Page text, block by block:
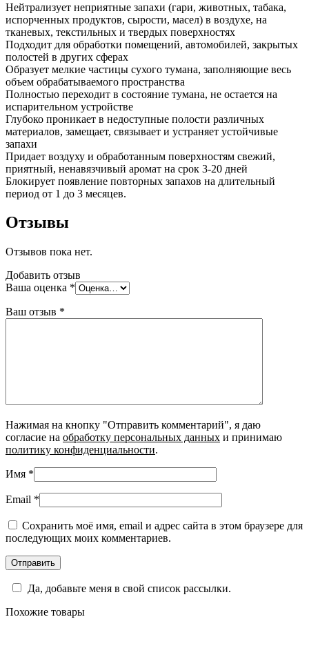
Нейтрализует неприятные запахи (гари, животных, табака,
испорченных продуктов, сырости, масел) в воздухе, на
тканевых, текстильных и твердых поверхностях
Подходит для обработки помещений, автомобилей, закрытых
полостей в других сферах
Образует мелкие частицы сухого тумана, заполняющие весь
объем обрабатываемого пространства
Полностью переходит в состояние тумана, не остается на
испарительном устройстве
Глубоко проникает в недоступные полости различных
материалов, замещает, связывает и устраняет устойчивые
запахи
Придает воздуху и обработанным поверхностям свежий,
приятный, ненавязчивый аромат на срок 3-20 дней
Блокирует появление повторных запахов на длительный
период от 1 до 3 месяцев.
Отзывы
Отзывов пока нет.
Добавить отзыв
Ваша оценка *
Ваш отзыв *
Нажимая на кнопку "Отправить комментарий", я даю
согласие на обработку персональных данных и принимаю
политику конфиденциальности.
Имя *
Email *
Сохранить моё имя, email и адрес сайта в этом браузере для
последующих моих комментариев.
Да, добавьте меня в свой список рассылки.
Похожие товары